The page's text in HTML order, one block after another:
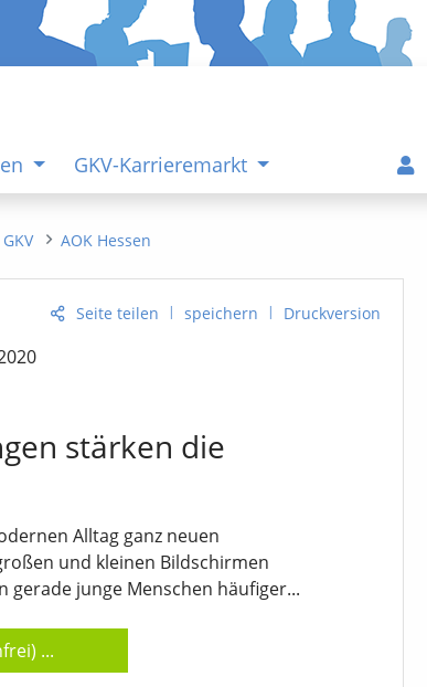
GKV-Karrieremarkt
AOK Hessen
Seite teilen | speichern | Druckversion
stärken die
Alltag ganz neuen
und kleinen Bildschirmen
gerade junge Menschen häufiger...
...